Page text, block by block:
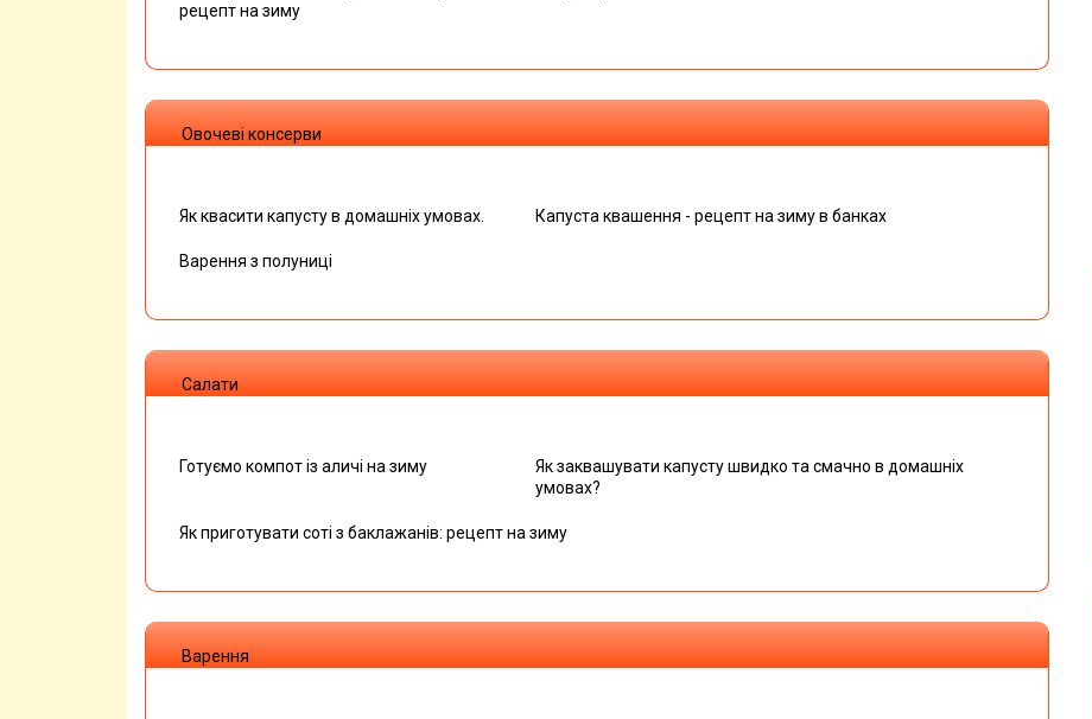
рецепт на зиму
Овочеві консерви
Як квасити капусту в домашніх умовах. Капуста квашення - рецепт на зиму в банках
Варення з полуниці
Салати
Готуємо компот із аличі на зиму
Як заквашувати капусту швидко та смачно в домашніх
умовах?
Як приготувати соті з баклажанів: рецепт на зиму
Варення